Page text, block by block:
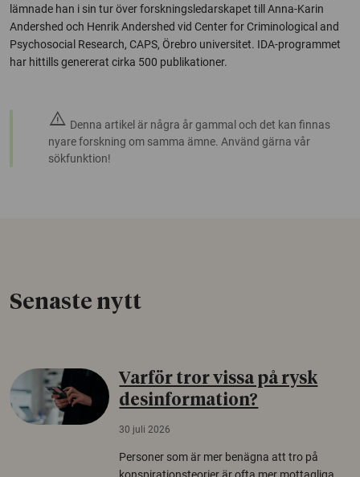
lämnade han i sin tur över forskningsledarskapet till Anna-Karin
Andershed och Henrik Andershed vid Center for Criminological and
Psychosocial Research, CAPS, Örebro universitet. IDA-programmet
har hittills genererat cirka 500 publikationer.
warning Denna artikel är några år gammal och det kan finnas
nyare forskning om samma ämne. Använd gärna vår
sökfunktion!
Senaste nytt
Varför tror vissa på rysk
desinformation?
30 juli 2026
Personer som är mer benägna att tro på